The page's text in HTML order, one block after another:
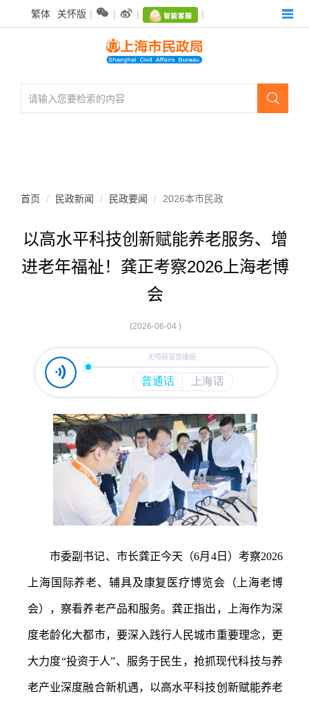
繁体 |
关怀版 |  |  |

首页 民政新闻 民政要闻 2026本市民政
以高水平科技创新赋能养老服务、增
进老年福祉！龚正考察2026上海老博
会
(2026-06-04 )
市委副书记、市长龚正今天（6月4日）考察2026
上海国际养老、辅具及康复医疗博览会（上海老博
会），察看养老产品和服务。龚正指出，上海作为深
度老龄化大都市，要深入践行人民城市重要理念，更
大力度“投资于人”、服务于民生，抢抓现代科技与养
老产业深度融合新机遇，以高水平科技创新赋能养老